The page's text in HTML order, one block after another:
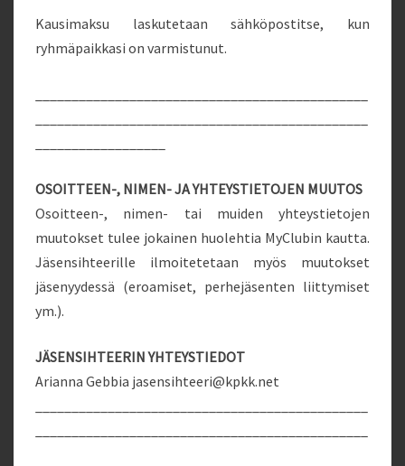
Kausimaksu laskutetaan sähköpostitse, kun
ryhmäpaikkasi on varmistunut.
OSOITTEEN-, NIMEN- JA YHTEYSTIETOJEN MUUTOS
Osoitteen-, nimen- tai muiden yhteystietojen
muutokset tulee jokainen huolehtia MyClubin kautta.
Jäsensihteerille ilmoitetetaan myös muutokset
jäsenyydessä (eroamiset, perhejäsenten liittymiset
ym.).
JÄSENSIHTEERIN YHTEYSTIEDOT
Arianna Gebbia jasensihteeri@kpkk.net